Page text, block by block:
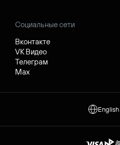
Социальные сети
Вконтакте
VK Видео
Телеграм
Max